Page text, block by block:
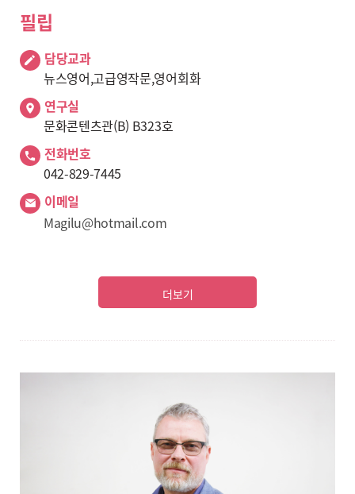
필립
담당교과
뉴스영어,고급영작문,영어회화
연구실
문화콘텐츠관(B) B323호
전화번호
042-829-7445
이메일
Magilu@hotmail.com
더보기